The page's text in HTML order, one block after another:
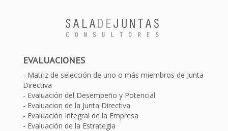
EVALUACIONES
Matriz de selección de uno o más miembros de Junta
Directiva
Evaluación del Desempeño y Potencial
Evaluacion de la Junta Directiva
Evaluación Integral de la Empresa
Evaluación de la Estrategia